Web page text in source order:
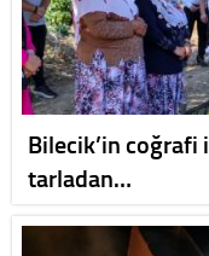
Bilecik’in
tarladan…